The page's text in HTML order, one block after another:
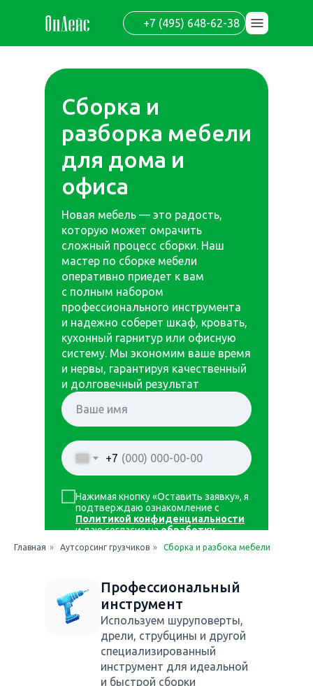
+7 (495) 648-62-38
Сборка и
разборка мебели
для дома и
офиса
Новая мебель — это радость,
которую может омрачить
сложный процесс сборки. Наш
мастер по сборке мебели
оперативно приедет к вам
с полным набором
профессионального инструмента
и надежно соберет шкаф, кровать,
кухонный гарнитур или офисную
систему. Мы экономим ваше время
и нервы, гарантируя качественный
и долговечный результат
+7
Нажимая кнопку «Оставить заявку», я
подтверждаю ознакомление с
Политикой конфиденциальности
и даю согласие наобработку
персональных данных
Оставить заявку
Главная » Аутсорсинг грузчиков » Сборка и разбока мебели
Профессиональный
инструмент
Используем шуруповерты,
дрели, струбцины и другой
специализированный
инструмент для идеальной
и быстрой сборки